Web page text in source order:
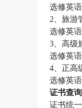
选修英
2 、旅
选修英
3 、高
选修英
4 、正
选修英
证书查询
证书统